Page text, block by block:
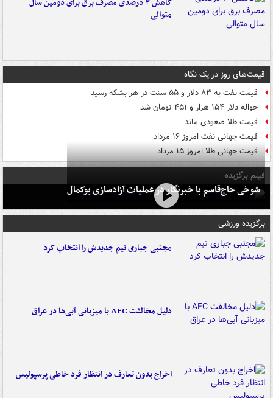
متوالی
قیمت‌های روز در یک نگاه
قیمت نفت به ۸۳ دلار و ۵۵ سنت در هر بشکه رسید
حواله دلار ۱۵۴ هزار و ۴۵۱ تومان شد
قیمت طلا صعودی ماند
قیمت جهانی نفت امروز ۱۶ مرداد
قیمت جهانی طلا امروز ۱۵ مرداد
فیلم برگزیده
شوخی حاج‌قاسم با خبرنگار در عملیات آزادسازی بوکمال
برگزیده ورزشی
مجتبی جباری تیم جدیدش را انتخاب کرد
دلیل مخالفت AFC با میزبانی آبی‌ها در عراق
اخراج بدون تعارف در انتظار فرد خاطی پرسپولیس